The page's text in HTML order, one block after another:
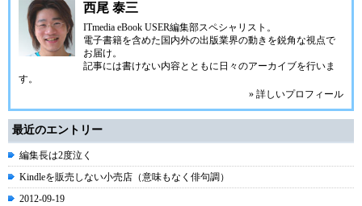
西尾 泰三
ITmedia eBook USER編集部スペシャリスト。
電子書籍を含めた国内外の出版業界の動きを鋭角な視点で
お届け。
記事には書けない内容とともに日々のアーカイブを行いま
す。
» 詳しいプロフィール
最近のエントリー
編集長は2度泣く
Kindleを販売しない小売店（意味もなく俳句調）
2012-09-19